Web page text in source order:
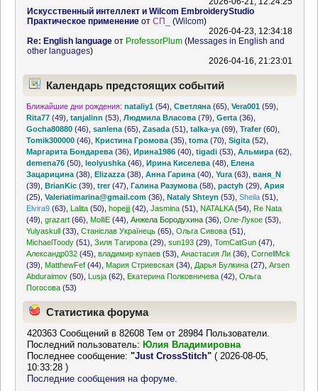
Искусственный интеллект и Wilcom EmbroideryStudio
Практическое применениеот СП_ (Wilcom)
2026-04-23, 12:34:18
Re: English languageот ProfessorPlum(Messages in English and
other languages)
2026-04-16, 21:23:01
Календарь предстоящих событий
Ближайшие дни рождения: nataliy1 (54) ,Светляна (65) ,Vera001 (59)
Rita77 (49) ,tanjalinn (53) ,Людмила Власова (79) ,Gerta (36)
Gocha80880 (46) ,sanlena (65) ,Zasada (51) ,talka-ya (69) ,Trafer(60)
Tomik300000 (46) ,Кристина Громова (35) ,toma (70) ,Sigita (52)
Маргарита Бондарева (36) ,Ирина1986 (40) ,tigadi (53) ,Альмира (62)
demena76 (50) ,leolyushka (46) ,Ирина Киселева (48) ,Елена
Зацарицина (38) ,Elizazza (38) ,Анна Гарина (40) ,Yura (63) ,ваня_N
(39) ,BrianKic (39) ,trer(47) ,Галина Разумова (58) ,pactyh (29) ,Ария
(25) ,Valeriatimarina@gmail.com (36) ,Nataly Shteyn (53) ,Sheila (51)
Elvira9 (63) Lalita (50) ,hopejjj (42) ,Jasmina (51) NATALKA(54)
Re Nata
(49) ,grazart (66) MolliE (44) ,Анжела Бородухина (36) ,Оле-Лукое (53)
Yulyaskull (33) ,Станіслав Українець (65) ,Ольга Сивова (51)
MichaelToody (51) ,Зиля Тагирова (29) ,sun193 (29) ,TomCatGun (47)
Александр032 (45) ,владимир купаев (53) ,Анастасия Ли (36) ,CornellMck
(39)
MatthewFef (44) Мария Стриевская (34) Дарья Булкина (27) ,Arsen
Abduraimov (50) Lusja (62) Екатерина Полковничева (42) ,Ольга
Погосова (53)
Статистика форума
420363 Сообщений в 82608 Тем от 28984 Пользователи.
Последний пользователь: Юлия Владимировна
Последнее сообщение:"Just CrossStitch" ( 2026-08-05,
10:33:28 )
Последние сообщения на форуме.